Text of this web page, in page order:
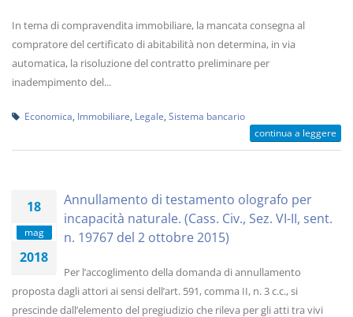
In tema di compravendita immobiliare, la mancata consegna al
compratore del certificato di abitabilità non determina, in via
automatica, la risoluzione del contratto preliminare per
inadempimento del...
Economica Immobiliare Legale Sistema bancario
continua a leggere
18
mag
2018
Annullamento di testamento olografo per
incapacità naturale. (Cass. Civ., Sez. VI-II, sent.
n. 19767 del 2 ottobre 2015)
Per l’accoglimento della domanda di annullamento
proposta dagli attori ai sensi dell’art. 591, comma II, n. 3 c.c., si
prescinde dall’elemento del pregiudizio che rileva per gli atti tra vivi